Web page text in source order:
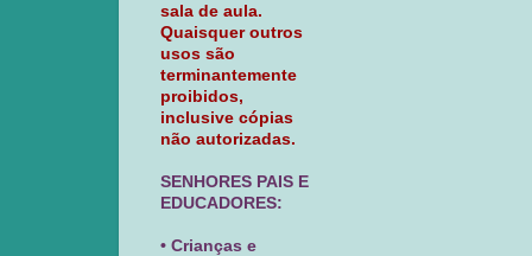
sala de aula.
Quaisquer outros
usos são
terminantemente
proibidos,
inclusive cópias
não autorizadas.
SENHORES PAIS E
EDUCADORES:
• Crianças e